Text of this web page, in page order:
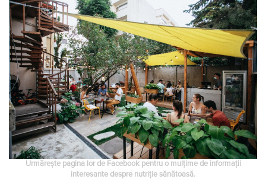
Urmărește pagina lor de Facebook pentru o mulțime de informații
interesante despre nutriție sănătoasă.